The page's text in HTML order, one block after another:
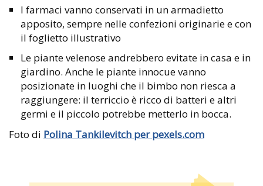
I farmaci vanno conservati in un armadietto
apposito, sempre nelle confezioni originarie e con
il foglietto illustrativo
Le piante velenose andrebbero evitate in casa e in
giardino. Anche le piante innocue vanno
posizionate in luoghi che il bimbo non riesca a
raggiungere: il terriccio è ricco di batteri e altri
germi e il piccolo potrebbe metterlo in bocca.
Foto di Polina Tankilevitch per pexels.com